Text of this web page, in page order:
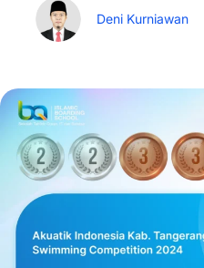
Deni Kurniawan